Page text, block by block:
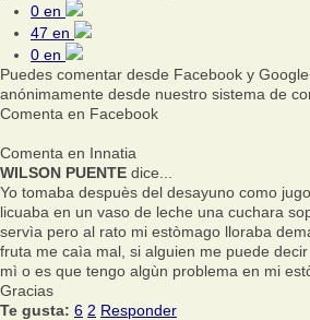
0 en
47 en
0 en
Puedes comentar desde Facebook y
anónimamente desde nuestro sistema de
Comenta en Facebook
Comenta en Innatia
WILSON PUENTE dice...
Yo tomaba despuès del desayuno como
licuaba en un vaso de leche una cuchara
servìa pero al rato mi estòmago lloraba
fruta me caìa mal, si alguien me puede
mì o es que tengo algùn problema en mi
Gracias
Te gusta: 6 2 Responder